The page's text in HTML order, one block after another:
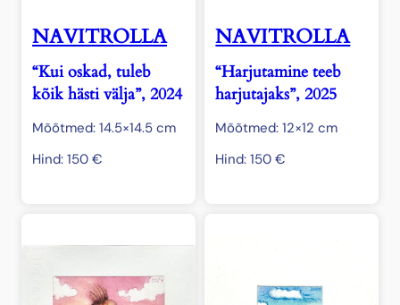
NAVITROLLA
“Kui oskad, tuleb
kõik hästi välja”, 2024
Mõõtmed: 14.5×14.5 cm
Hind: 150 €
NAVITROLLA
“Harjutamine teeb
harjutajaks”, 2025
Mõõtmed: 12×12 cm
Hind:150€